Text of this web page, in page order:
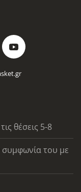
θέσεις 5-8
συμφωνία του με